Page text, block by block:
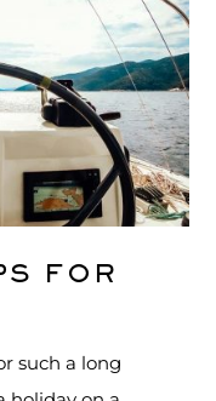
FOR
such a long